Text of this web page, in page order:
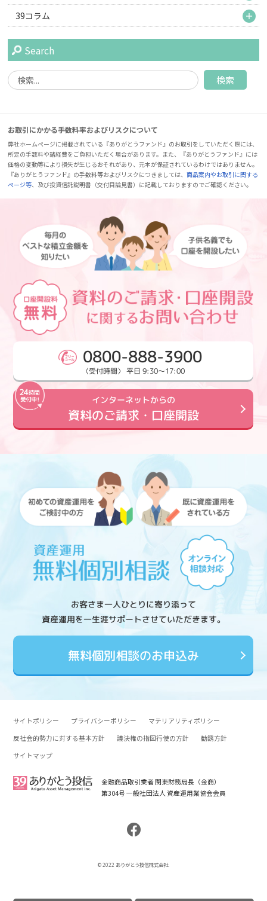
39コラム
Search
お取引にかかる手数料率およびリスクについて
弊社ホームページに掲載されている『ありがとうファンド』のお取引をしていただく際には、
所定の手数料や諸経費をご負担いただく場合があります。また、『ありがとうファンド』には
価格の変動等により損失が生じるおそれがあり、元本が保証されているわけではありません。
『ありがとうファンド』の手数料等およびリスクにつきましては、商品案内やお取引に関する
ページ等、及び投資信託説明書（交付目論見書）に記載しておりますのでご確認ください。
0800-888-3900
〈受付時間〉 平日 9:30～17:00
インターネットからの
資料のご請求・口座開設
お客さま一人ひとりに寄り添って
資産運用を一生涯サポートさせていただきます。
無料個別相談のお申込み
サイトポリシー プライバシーポリシー
マテリアリティポリシー
反社会的勢力に対する基本方針
議決権の指図行使の方針
勧誘方針
サイトマップ
金融商品取引業者 関東財務局長（金商）
第304号 一般社団法人 資産運用業協会会員
© 2022 ありがとう投信株式会社.